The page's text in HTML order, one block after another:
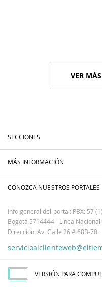
VER
SECCIONES
MÁS INFORMACIÓN
CONOZCA NUESTROS PORTALES
Info general del portal: PBX: 57
Bogotá 5714444 - Línea
Dirección: Av. Calle 26 # 68B-70.
VERSIÓN PARA